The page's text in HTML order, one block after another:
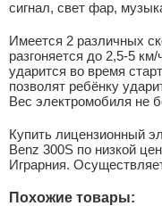
сигнал, свет фар,
Имеется 2 различных
разгоняется до 2,5-5
ударится во время
позволят ребёнку
Вес электромобиля не
Купить лицензионный
Benz 300S по низкой
Играрния.
Похожие товары: